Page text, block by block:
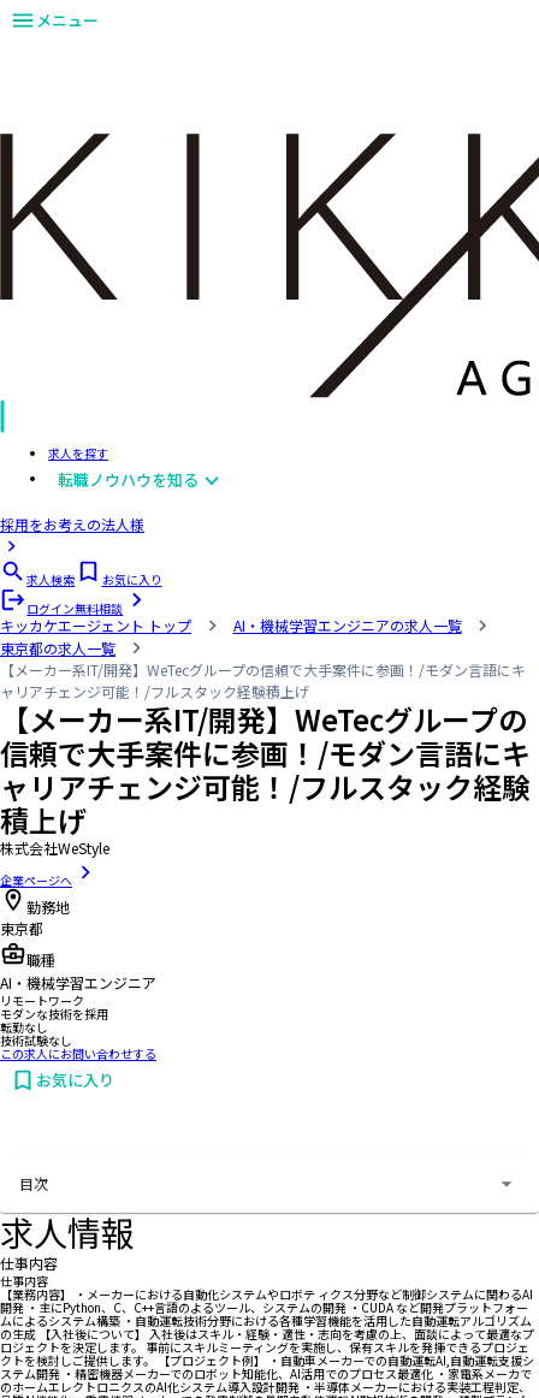
メニュー
求人を探す
転職ノウハウを知る
採用をお考えの法人様
求人検索
お気に入り
ログイン無料相談
キッカケエージェント トップ
AI・機械学習エンジニアの求人一覧
東京都の求人一覧
【メーカー系IT/開発】WeTecグループの信頼で大手案件に参画！/モダン言語にキ
ャリアチェンジ可能！/フルスタック経験積上げ
【メーカー系IT/開発】WeTecグループの
信頼で大手案件に参画！/モダン言語にキ
ャリアチェンジ可能！/フルスタック経験
積上げ
株式会社WeStyle
企業ページへ
勤務地
東京都
職種
AI・機械学習エンジニア
リモートワーク
モダンな技術を採用
転勤なし
技術試験なし
この求人にお問い合わせする
お気に入り
目次
求人情報
仕事内容
仕事内容
【業務内容】 ・メーカーにおける自動化システムやロボテ ィクス分野など制御システムに関わるAI
開発 ・主にPython、C、C++言語のよるツール、システムの開発 ・CUDA など開発プラットフォー
ムによるシステム構築 ・自動運転技術分野における各種学習機能を活用した自動運転アルゴリズム
の生成 【入社後について】 入社後はスキル・経験・適性・志向を考慮の上、面談によって最適なプ
ロジェクトを決定します。 事前にスキルミーティングを実施し、保有スキルを発揮できるプロジェ
クトを検討しご提供します。 【プロジェクト例】 ・自動車メーカーでの自動運転AI,自動運転支援シ
ステム開発 ・精密機器メーカーでのロボット知能化、AI活用でのプロセス最適化 ・家電系メーカで
のホームエレクトロニクスのAI化システム導入設計開発 ・半導体メーカーにおける実装工程判定、